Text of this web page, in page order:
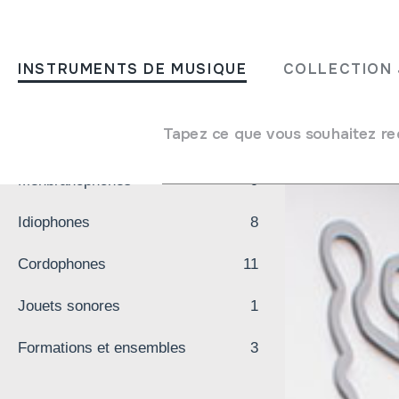
INSTRUMENTS DE MUSIQUE COLLECTION
Tapez ce que vous souhaitez
13
Menbranophones 9
Idiophones 8
Cordophones 11
Jouets sonores 1
Formations et ensembles 3
mains
Flûtes traversières